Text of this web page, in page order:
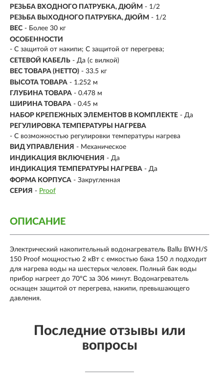
РЕЗЬБА ВХОДНОГО ПАТРУБКА, ДЮЙМ - 1/2
РЕЗЬБА ВЫХОДНОГО ПАТРУБКА, ДЮЙМ - 1/2
ВЕС - Более 30 кг
ОСОБЕННОСТИ
- С защитой от накипи; С защитой от перегрева;
СЕТЕВОЙ КАБЕЛЬ - Да (с вилкой)
ВЕС ТОВАРА (НЕТТО) - 33.5 кг
ВЫСОТА ТОВАРА - 1.252 м
ГЛУБИНА ТОВАРА - 0.478 м
ШИРИНА ТОВАРА - 0.45 м
НАБОР КРЕПЕЖНЫХ ЭЛЕМЕНТОВ В КОМПЛЕКТЕ - Да
РЕГУЛИРОВКА ТЕМПЕРАТУРЫ НАГРЕВА
- С возможностью регулировки температуры нагрева
ВИД УПРАВЛЕНИЯ - Механическое
ИНДИКАЦИЯ ВКЛЮЧЕНИЯ - Да
ИНДИКАЦИЯ ТЕМПЕРАТУРЫ НАГРЕВА - Да
ФОРМА КОРПУСА - Закругленная
СЕРИЯ - Proof
ОПИСАНИЕ
Электрический накопительный водонагреватель Ballu BWH/S
150 Proof мощностью 2 кВт с емкостью бака 150 л подходит
для нагрева воды на шестерых человек. Полный бак воды
прибор нагреет до 70°С за 306 минут. Водонагреватель
оснащен защитой от перегрева, накипи, превышающего
давления.
Последние отзывы или
вопросы